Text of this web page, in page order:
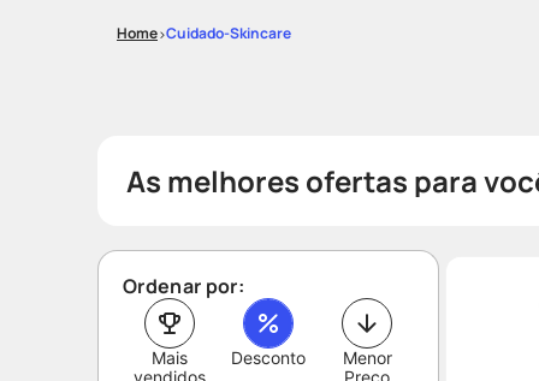
Cuidado-Skincare
As melhores ofertas para
Ordenar por:
Mais
vendidos
Desconto
Menor
Preço